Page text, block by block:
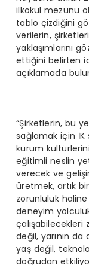
ilkokul mezunu
tablo çizdiğini
verilerin,
yaklaşımlarını
ettiğini belirten
açıklamada
“Şirketlerin, bu
sağlamak için İK
kurum
eğitimli neslin
verecek ve
üretmek, artık
zorunluluk
deneyim
çalışabilecekleri
değil, yarının
yaş değil,
doğrudan